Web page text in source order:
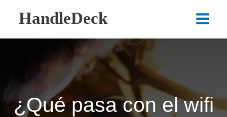
contenido
HandleDeck
Main
¿Qué pasa con el wifi